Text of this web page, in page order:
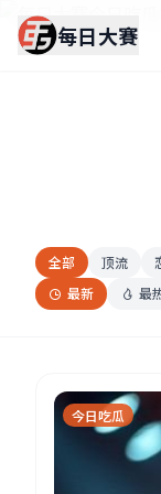
每日大賽
今日吃瓜
每日大賽今日吃瓜
全部 顶流
最新
最
今日吃瓜